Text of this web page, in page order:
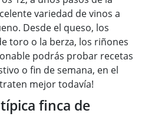
variedad de vinos a
Desde el queso, los
toro o la berza, los riñones
podrás probar recetas
o fin de semana, en el
mejor todavía!
finca de